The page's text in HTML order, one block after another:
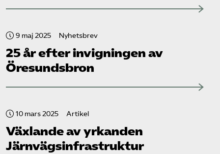
9 maj 2025 Nyhetsbrev
25 år efter invigningen av
Öresundsbron
10 mars 2025 Artikel
Växlande av yrkanden
Järnvägsinfrastruktur